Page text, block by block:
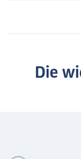
Die